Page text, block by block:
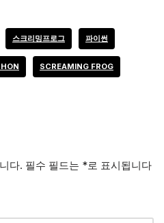
스크리밍프로그 파이썬
SCREAMING FROG
다. 필수 필드는 *로 표시됩니다